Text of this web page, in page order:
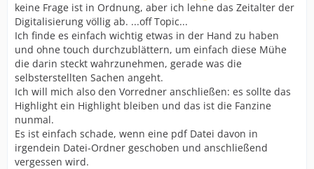
keine Frage ist in Ordnung, aber ich lehne das Zeitalter der
Digitalisierung völlig ab. ...off Topic...
Ich finde es einfach wichtig etwas in der Hand zu haben
und ohne touch durchzublättern, um einfach diese Mühe
die darin steckt wahrzunehmen, gerade was die
selbsterstellten Sachen angeht.
Ich will mich also den Vorredner anschließen: es sollte das
Highlight ein Highlight bleiben und das ist die Fanzine
nunmal.
Es ist einfach schade, wenn eine pdf Datei davon in
irgendein Datei-Ordner geschoben und anschließend
vergessen wird.